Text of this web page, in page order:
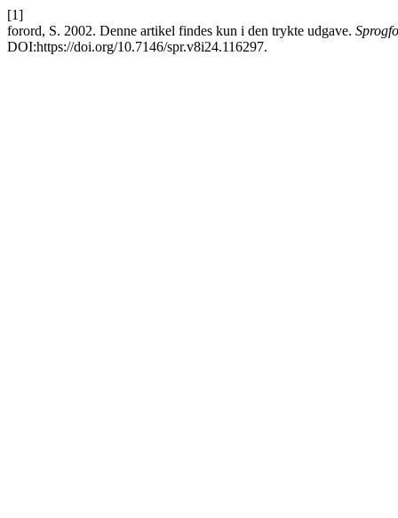
[1]
forord, S. 2002. Denne artikel findes kun i den trykte udgave.
DOI:https://doi.org/10.7146/spr.v8i24.116297.